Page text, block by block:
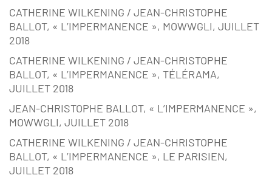
CATHERINE WILKENING / JEAN-CHRISTOPHE
BALLOT, « L’IMPERMANENCE », MOWWGLI, JUILLET
2018
CATHERINE WILKENING / JEAN-CHRISTOPHE
BALLOT, « L’IMPERMANENCE », TÉLÉRAMA,
JUILLET 2018
JEAN-CHRISTOPHE BALLOT, « L’IMPERMANENCE »,
MOWWGLI, JUILLET 2018
CATHERINE WILKENING / JEAN-CHRISTOPHE
BALLOT, « L’IMPERMANENCE », LE PARISIEN,
JUILLET 2018